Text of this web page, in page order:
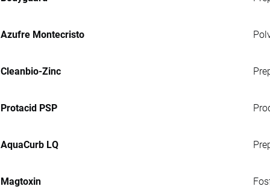
Azufre Montecristo
Cleanbio-Zinc
Protacid PSP
AquaCurb LQ
Magtoxin